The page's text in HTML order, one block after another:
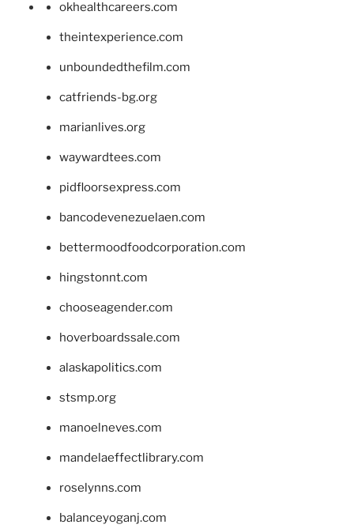
okhealthcareers.com
theintexperience.com
unboundedthefilm.com
catfriends-bg.org
marianlives.org
waywardtees.com
pidfloorsexpress.com
bancodevenezuelaen.com
bettermoodfoodcorporation.com
hingstonnt.com
chooseagender.com
hoverboardssale.com
alaskapolitics.com
stsmp.org
manoelneves.com
mandelaeffectlibrary.com
roselynns.com
balanceyoganj.com